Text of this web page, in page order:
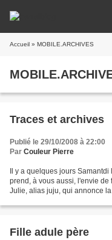
Accueil » MOBILE.ARCHIVES
Traces et archives
Publié le 29/10/2008 à 22:00
Par Couleur Pierre
Il y a quelques jours
prend, à vous aussi, l'envie
Julie, alias juju, qui annonce
Fille adule père